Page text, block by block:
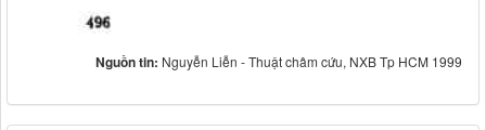
Nguồn tin: Nguyễn Liễn - Thuật châm cứu, NXB Tp HCM 1999